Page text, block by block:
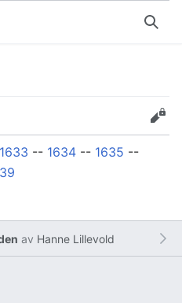
Søk
Rediger
1633 -- 1634 -- 1635 --
av Hanne Lillevold